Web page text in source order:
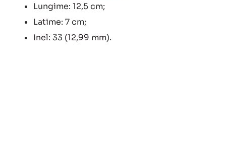
Lungime: 12,5 cm;
Latime: 7 cm;
Inel: 33 (12,99 mm).